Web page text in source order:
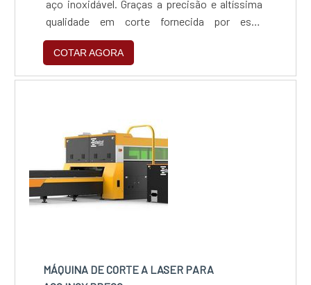
aço inoxidável. Graças a precisão e altíssima
qualidade em corte fornecida por esse
equipamento, que garante um trabalho
completamente automatizado, seguro e
eficiente. Permitindo que sua empresa pode
aproveitamento de materia...
COTAR AGORA
MÁQUINA DE CORTE A LASER PARA